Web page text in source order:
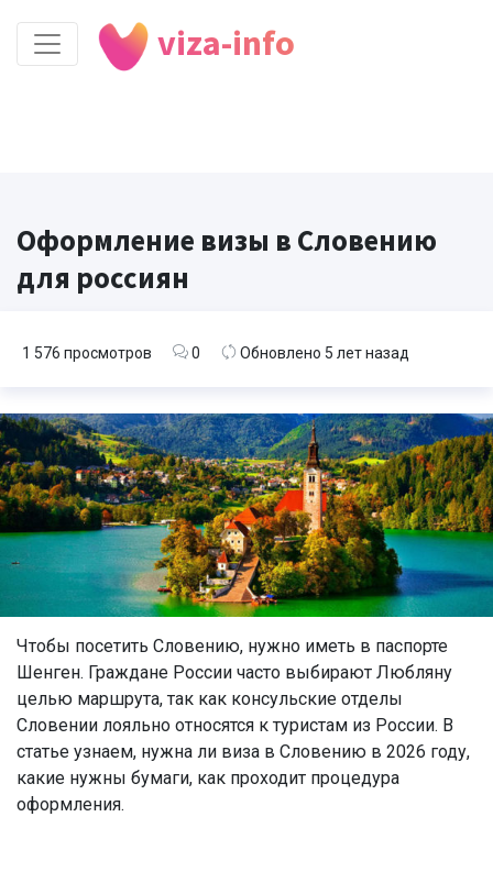
viza-info
Оформление визы в Словению
для россиян
Чтобы посетить Словению, нужно иметь в паспорте
Шенген. Граждане России часто выбирают Любляну
целью маршрута, так как консульские отделы
Словении лояльно относятся к туристам из России. В
статье узнаем, нужна ли виза в Словению в 2026 году,
какие нужны бумаги, как проходит процедура
оформления.
1 576 просмотров 0 Обновлено 5 лет назад